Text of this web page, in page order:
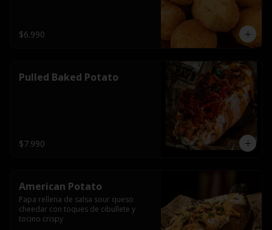
$6.990
Pulled Baked Potato
$7.990
American Potato
Papa rellena de salsa sour queso
cheedar con toques de cibullete y
tocino crispy